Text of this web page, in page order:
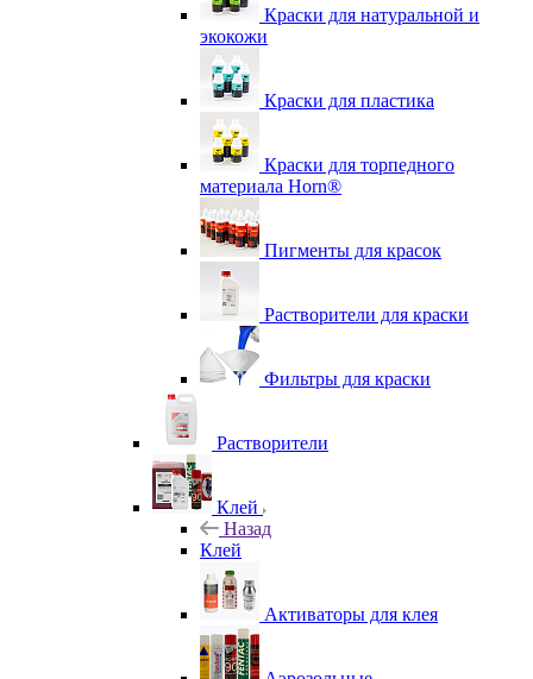
Краски для натуральной и
экокожи
Краски для пластика
Краски для торпедного
материала Horn®
Пигменты для красок
Растворители для краски
Фильтры для краски
Растворители
Клей
Назад
Клей
Активаторы для клея